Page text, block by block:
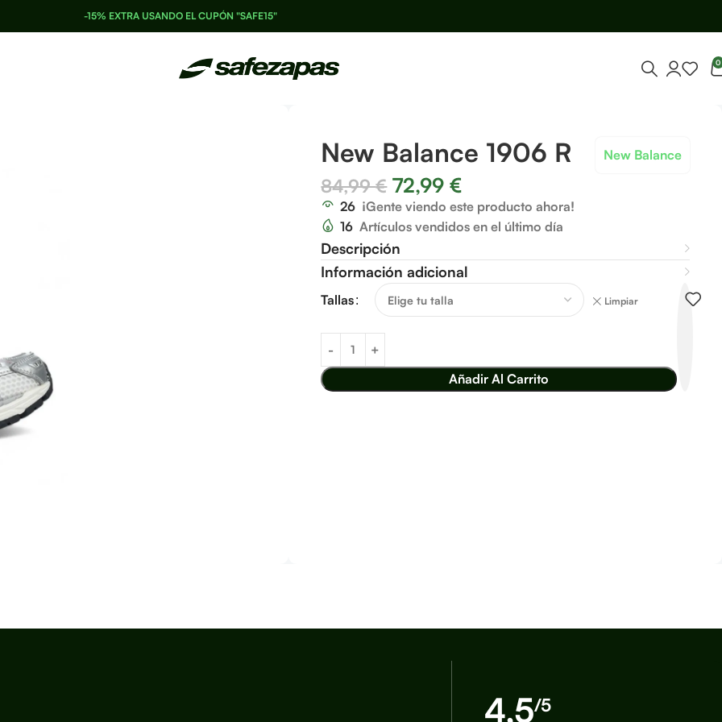
-15% EXTRA USANDO EL CUPÓN "SAFE15"
0
New Balance 1906 R New Balance
84,99€ 72,99€
26 ¡Gente viendo este producto ahora!
16 Artículos vendidos en el último día
Descripción
Información adicional
Tallas Limpiar
Añadir Al Carrito
4,5/5